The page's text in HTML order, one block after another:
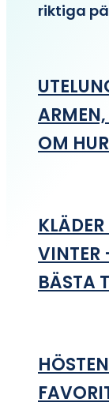
riktiga
OM
VINTER
BÄSTA